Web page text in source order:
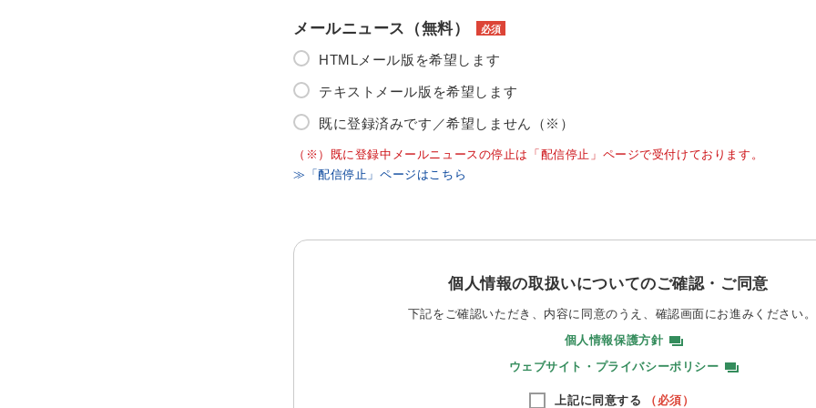
メールニュース（無料） 必須
HTMLメール版を希望します
テキストメール版を希望します
既に登録済みです／希望しません（※）
（※）既に登録中メールニュースの停止は「配信停止」ページで受付けております。
≫「配信停止」ページはこちら
個人情報の取扱いについてのご確認・ご同意
下記をご確認いただき、内容に同意のうえ、 確認画面にお進みください。
個人情報保護方針
ウェブサイト・プライバシーポリシー
上記に同意する （必須）